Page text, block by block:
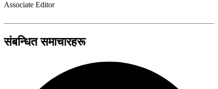
Associate Editor
संबन्धित समाचारहरू